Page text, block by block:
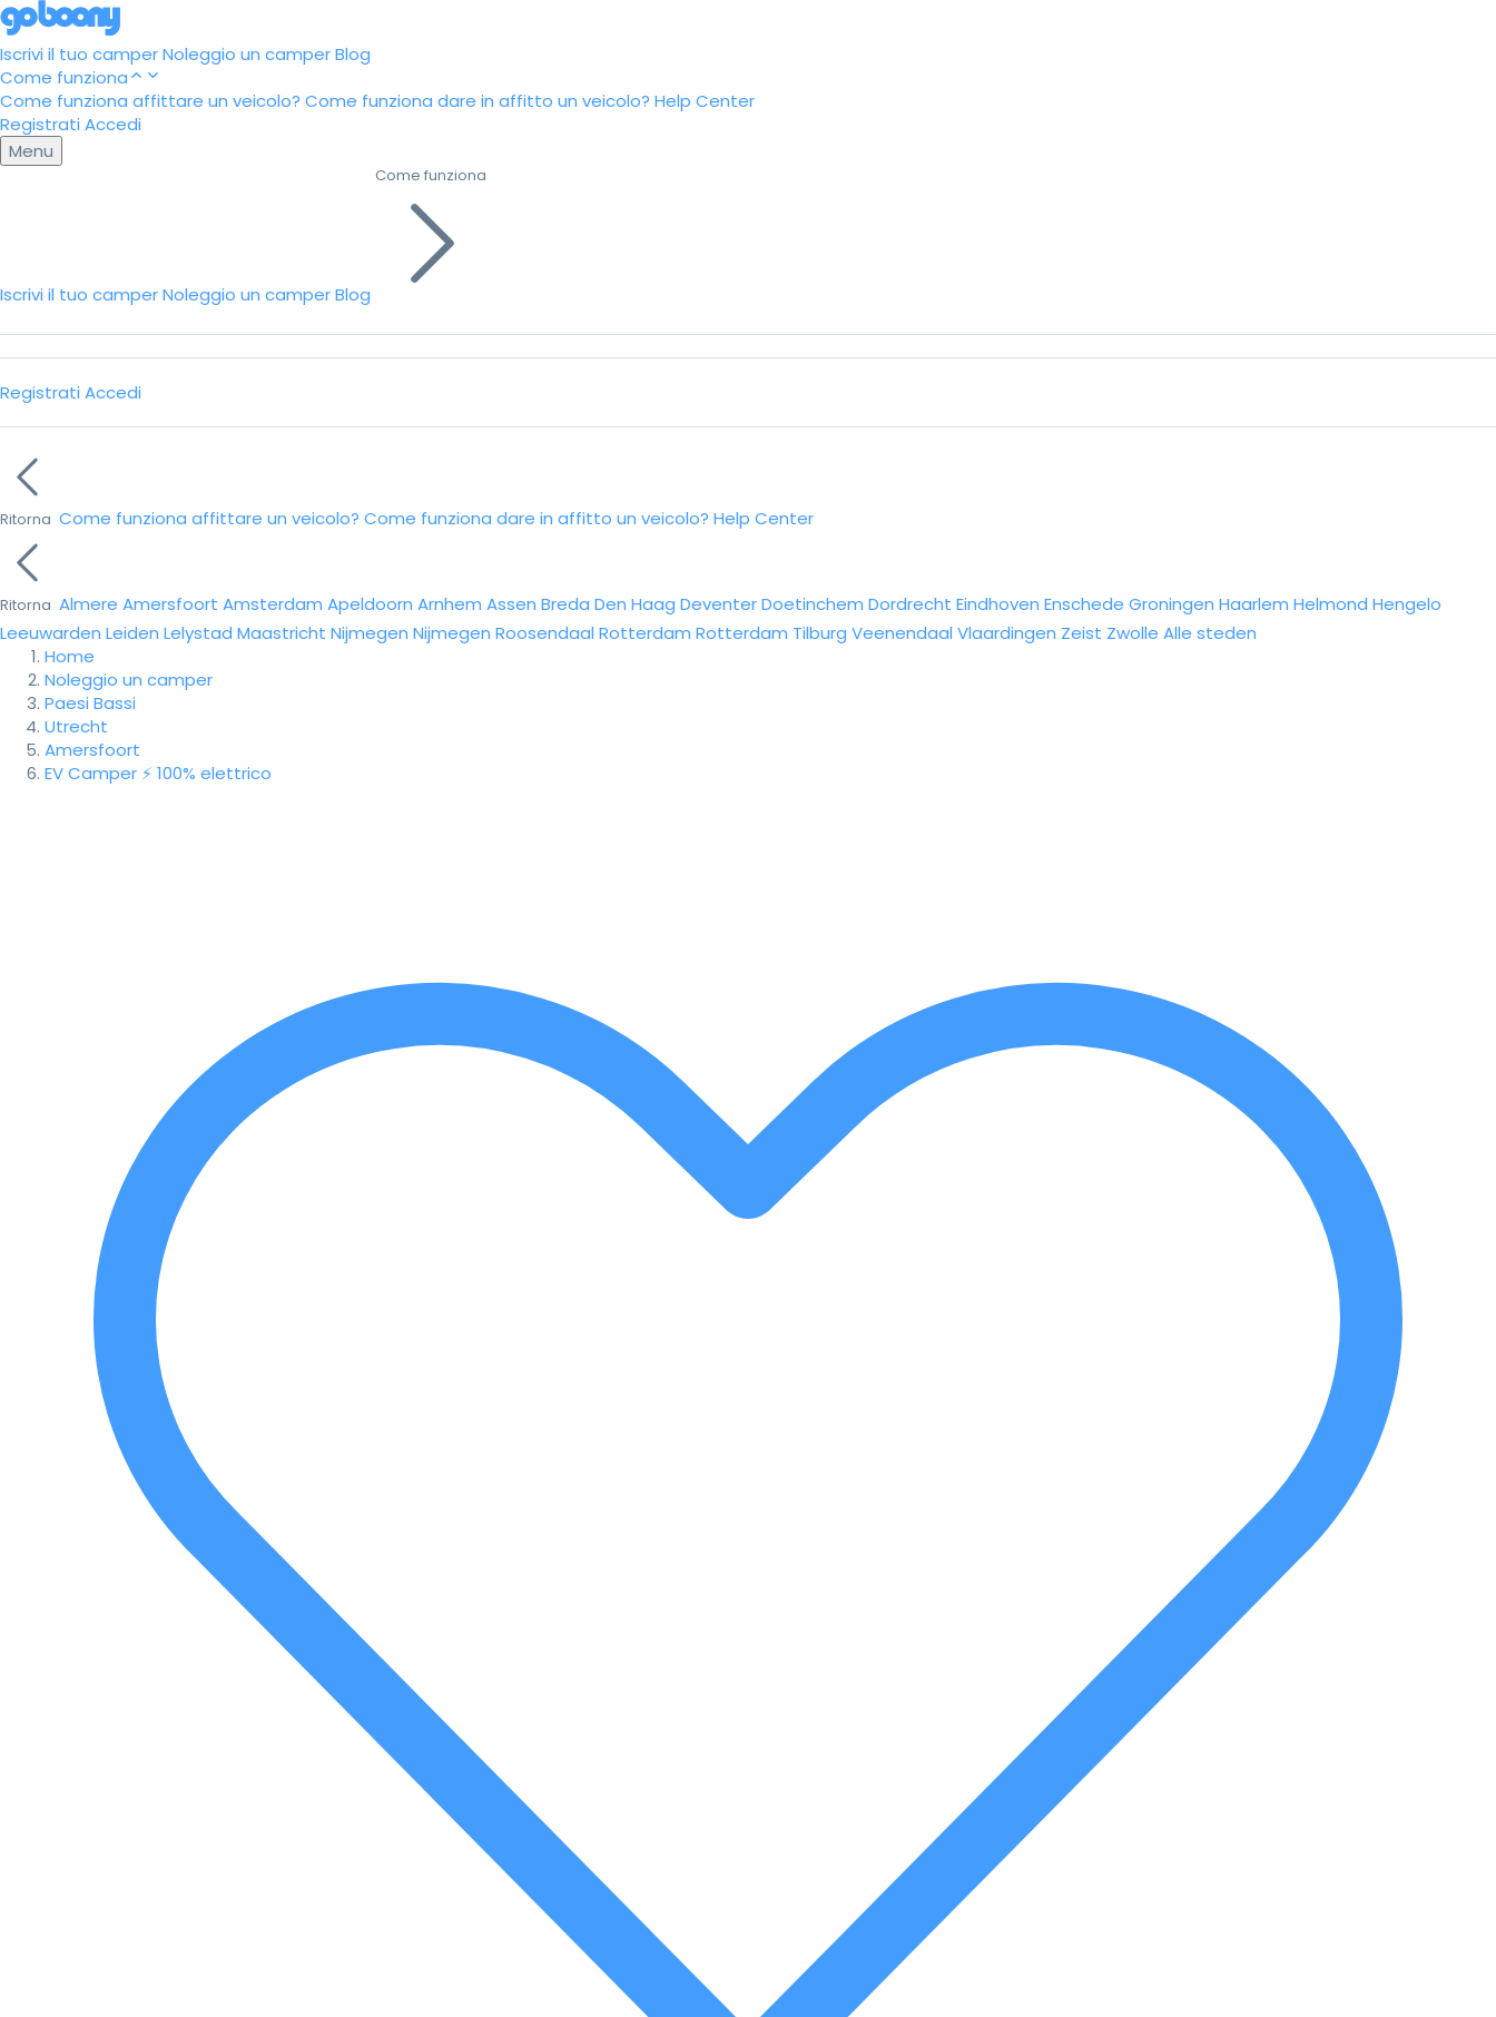
Iscrivi il tuo camperNoleggio un camperBlog
Come funziona
Come funziona affittare un veicolo? Come funziona dare in affitto un veicolo? Help Center
Registrati Accedi
Menu
Iscrivi il tuo camperNoleggio un camperBlog
Come funziona
Registrati Accedi
Ritorna Come funziona affittare un veicolo? Come funziona dare in affitto un veicolo? Help Center
Ritorna Almere Amersfoort Amsterdam Apeldoorn Arnhem Assen Breda Den Haag DeventerDoetinchem Dordrecht Eindhoven Enschede Groningen Haarlem Helmond Hengelo
Leeuwarden Leiden Lelystad Maastricht Nijmegen Nijmegen Roosendaal Rotterdam Rotterdam Tilburg Veenendaal Vlaardingen Zeist Zwolle Alle steden
Home
Noleggio un camper
Paesi Bassi
Utrecht
Amersfoort
EV Camper ⚡️ 100% elettrico